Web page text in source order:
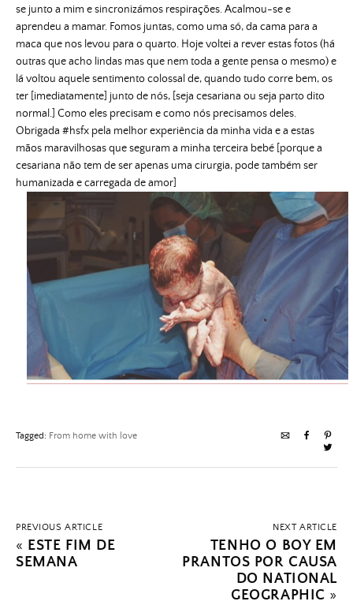
se junto a mim e sincronizámos respirações. Acalmou-se e
aprendeu a mamar. Fomos juntas, como uma só, da cama para a
maca que nos levou para o quarto. Hoje voltei a rever estas fotos (há
outras que acho lindas mas que nem toda a gente pensa o mesmo) e
lá voltou aquele sentimento colossal de, quando tudo corre bem, os
ter [imediatamente] junto de nós, [seja cesariana ou seja parto dito
normal.] Como eles precisam e como nós precisamos deles.
Obrigada #hsfx pela melhor experiência da minha vida e a estas
mãos maravilhosas que seguram a minha terceira bebé [porque a
cesariana não tem de ser apenas uma cirurgia, pode também ser
humanizada e carregada de amor]
Tagged: From home with love
PREVIOUS ARTICLE
« ESTE FIM DE
SEMANA
NEXT ARTICLE
TENHO O BOY EM
PRANTOS POR CAUSA
DO NATIONAL
GEOGRAPHIC »